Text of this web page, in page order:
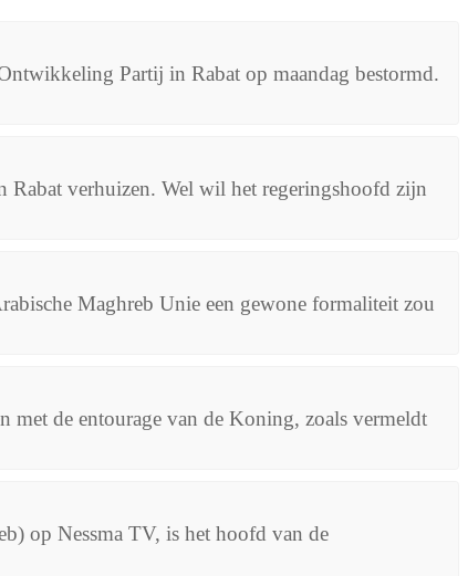
Partij in Rabat op maandag bestormd.
verhuizen. Wel wil het regeringshoofd zijn
Maghreb Unie een gewone formaliteit zou
met de entourage van de Koning, zoals vermeldt
op Nessma TV, is het hoofd van de